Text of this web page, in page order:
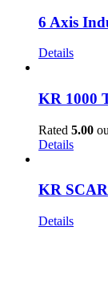
6 Axis
Details
KR 1000
Rated 5.00
Details
KR
Details